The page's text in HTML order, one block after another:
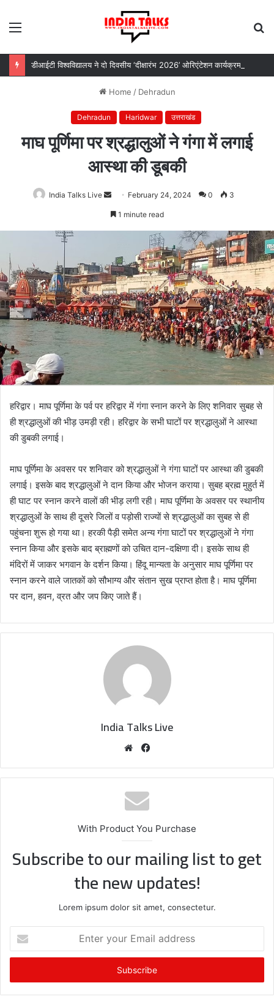
Home / Dehradun
Dehradun Haridwar उत्तराखंड
माघ पूर्णिमा पर श्रद्धालुओं ने गंगा में लगाई
आस्था की डूबकी
India Talks Live
Send
an
February 24, 2024 0 3
1 minute read
हरिद्वार। माघ पूर्णिमा के पर्व पर हरिद्वार में गंगा स्नान करने के लिए शनिवार सुबह से
ही श्रद्धालुओं की भीड़ उमड़ी रही। हरिद्वार के सभी घाटों पर श्रद्धालुओं ने आस्था
की डुबकी लगाई।
माघ पूर्णिमा के अवसर पर शनिवार को श्रद्धालुओं ने गंगा घाटों पर आस्था की डुबकी
लगाई। इसके बाद श्रद्धालुओं ने दान किया और भोजन कराया। सुबह ब्रह्म मुहुर्त में
ही घाट पर स्नान करने वालों की भीड़ लगी रही। माघ पूर्णिमा के अवसर पर स्थानीय
श्रद्धालुओं के साथ ही दूसरे जिलों व पड़ोसी राज्यों से श्रद्धालुओं का सुबह से ही
पहुंचना शुरू हो गया था। हरकी पैड़ी समेत अन्य गंगा घाटों पर श्रद्धालुओं ने गंगा
स्नान किया और इसके बाद ब्राह्मणों को उचित दान-दक्षिणा दी। इसके साथ ही
मंदिरों में जाकर भगवान के दर्शन किया। हिंदू मान्यता के अनुसार माघ पूर्णिमा पर
स्नान करने वाले जातकों को सौभाग्य और संतान सुख प्राप्त होता है। माघ पूर्णिमा
पर दान, हवन, व्रत और जप किए जाते हैं।
India Talks Live
We
te
bo
With Product You Purchase
Subscribe to our mailing list to get
the new updates!
Lorem ipsum dolor sit amet, consectetur.
t
r
y